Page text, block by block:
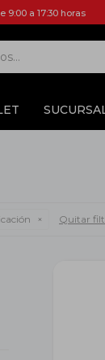
9:00 a 17:30 horas
Quitar